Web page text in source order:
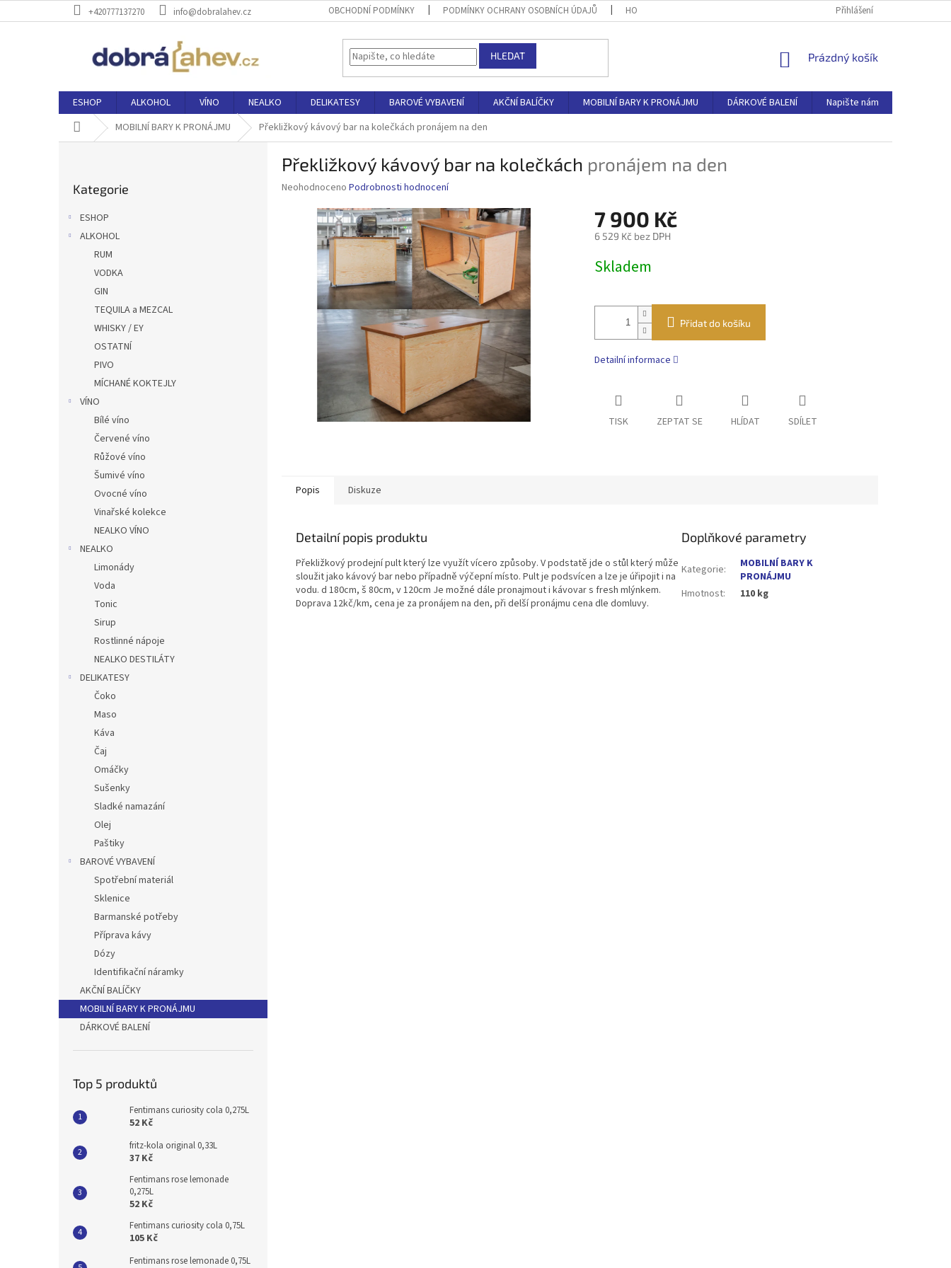
na
+420777137270 info@dobralahev.cz OBCHODNÍ PODMÍNKY PODMÍNKY OCHRANY OSOBNÍCH ÚDAJŮ HODNOCENÍ OBCHODU VĚRNOSTNÍ PROGRAM
Přihlášení
HLEDAT
NÁKUPNÍ
Prázdný košík
ESHOP ALKOHOL VÍNO NEALKO DELIKATESY BAROVÉ VYBAVENÍ AKČNÍ BALÍČKY MOBILNÍ BARY K PRONÁJMU DÁRKOVÉ BALENÍ Napište nám
Domů MOBILNÍ BARY K PRONÁJMU Překližkový kávový bar na kolečkách pronájem na den
kategorie
Kategorie
ESHOP
ALKOHOL
RUM
VODKA
GIN
TEQUILA a MEZCAL
WHISKY / EY
OSTATNÍ
PIVO
MÍCHANÉ KOKTEJLY
VÍNO
Bílé víno
Červené víno
Růžové víno
Šumivé víno
Ovocné víno
Vinařské kolekce
NEALKO VÍNO
NEALKO
Limonády
Voda
Tonic
Sirup
Rostlinné nápoje
NEALKO DESTILÁTY
DELIKATESY
Čoko
Maso
Káva
Čaj
Omáčky
Sušenky
Sladké namazání
Olej
Paštiky
BAROVÉ VYBAVENÍ
Spotřební materiál
Sklenice
Barmanské potřeby
Příprava kávy
Dózy
Identifikační náramky
AKČNÍ BALÍČKY
MOBILNÍ BARY K PRONÁJMU
DÁRKOVÉ BALENÍ
Top 5 produktů
Fentimans curiosity cola 0,275L
52 Kč
fritz-kola original 0,33L
37 Kč
Fentimans rose lemonade
0,275L
52 Kč
Fentimans curiosity cola 0,75L
105 Kč
Fentimans rose lemonade 0,75L
Překližkový kávový bar na kolečkách pronájem na den
Průměrné
produktu
hvězdiček.
Neohodnoceno Podrobnosti hodnocení
7 900 Kč
6 529 Kč bez DPH
cena:
Skladem
Přidat do košíku
Detailní informace
TISK ZEPTAT SE HLÍDAT SDÍLET
Popis Diskuze
Detailní popis produktu
Překližkový prodejní pult který lze využít vícero způsoby. V podstatě jde o stůl který může
sloužit jako kávový bar nebo případně výčepní místo. Pult je podsvícen a lze je úřipojit i na
vodu. d 180cm, š 80cm, v 120cm Je možné dále pronajmout i kávovar s fresh mlýnkem.
Doprava 12kč/km, cena je za pronájem na den, při delší pronájmu cena dle domluvy.
Doplňkové parametry
Kategorie:
MOBILNÍ BARY K
PRONÁJMU
Hmotnost: 110 kg